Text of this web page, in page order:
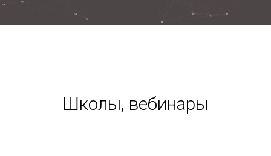
Школы, вебинары